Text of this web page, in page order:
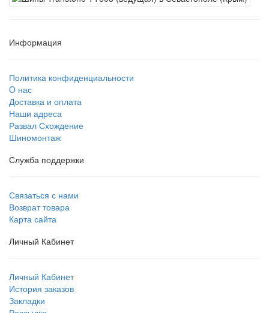
Информация
Политика конфиденциальности
O нас
Доставка и оплата
Наши адреса
Развал Схождение
Шиномонтаж
Служба поддержки
Связаться с нами
Возврат товара
Карта сайта
Личный Кабинет
Личный Кабинет
История заказов
Закладки